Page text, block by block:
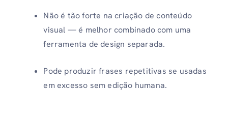
Não é tão forte na criação de conteúdo
visual — é melhor combinado com uma
ferramenta de design separada.
Pode produzir frases repetitivas se usadas
em excesso sem edição humana.